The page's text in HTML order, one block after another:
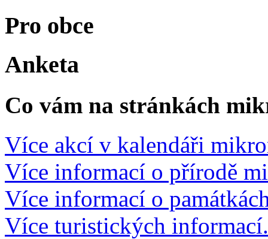
Pro obce
Anketa
Co vám na stránkách
Více akcí v kalendáři
Více informací o přírodě
Více informací o
Více turistických